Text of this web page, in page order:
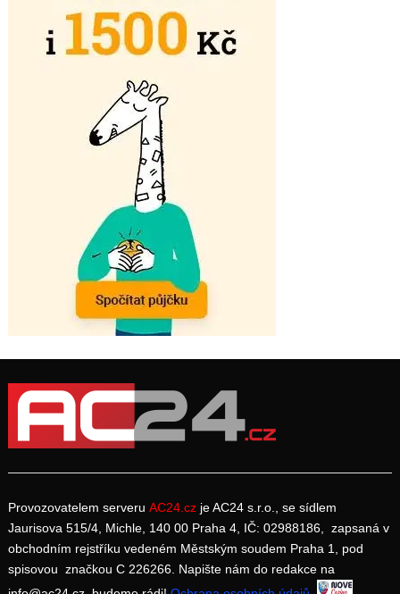
Provozovatelem serveru AC24.cz je AC24 s.r.o., se sídlem
Jaurisova 515/4, Michle, 140 00 Praha 4, IČ: 02988186, zapsaná v
obchodním rejstříku vedeném Městským soudem Praha 1, pod
spisovou značkou C 226266. Napište nám do redakce na